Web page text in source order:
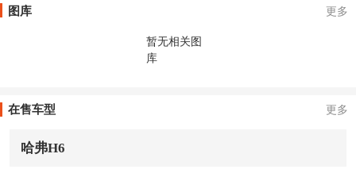
图库
更多
暂无相关图
库
在售车型 更多
哈弗H6